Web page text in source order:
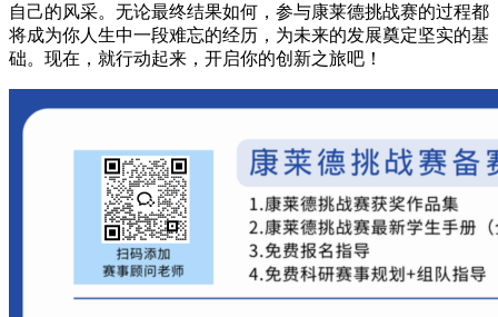
自己的风采。无论最终结果如何，参与康莱德挑战赛的过程都
将成为你人生中一段难忘的经历，为未来的发展奠定坚实的基
础。现在，就行动起来，开启你的创新之旅吧！